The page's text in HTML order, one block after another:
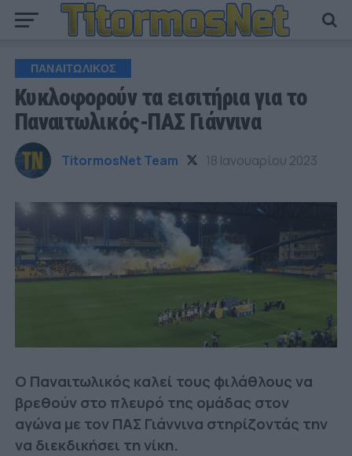
ΠΑΝΑΙΤΩΛΙΚΟΣ
Κυκλοφορούν τα εισιτήρια για το
Παναιτωλικός-ΠΑΣ Γιάννινα
TitormosNet Team 18 Ιανουαρίου 2023
Ο Παναιτωλικός καλεί τους φιλάθλους να
βρεθούν στο πλευρό της ομάδας στον
αγώνα με τον ΠΑΣ Γιάννινα στηρίζοντάς την
να διεκδικήσει τη νίκη.